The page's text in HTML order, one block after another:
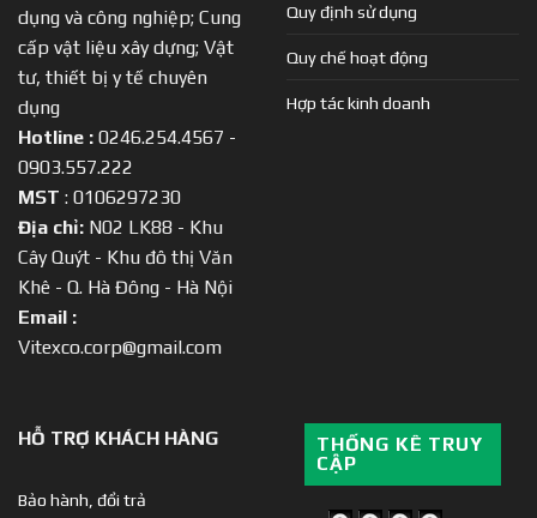
dụng và công nghiệp; Cung
cấp vật liệu xây dựng; Vật
tư, thiết bị y tế chuyên
dụng
Hotline : 0246.254.4567 -
0903.557.222
MST : 0106297230
Địa chỉ: N02 LK88 - Khu
Cây Quýt - Khu đô thị Văn
Khê - Q. Hà Đông - Hà Nội
Email :
Vitexco.corp@gmail.com
Quy định sử dụng
Quy chế hoạt động
Hợp tác kinh doanh
HỖ TRỢ KHÁCH HÀNG
Bảo hành, đổi trả
THỐNG KÊ TRUY
CẬP